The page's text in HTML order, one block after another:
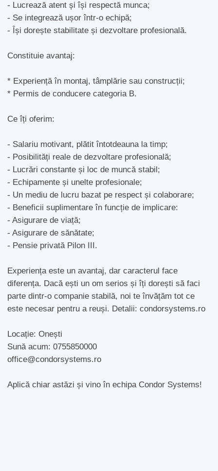
- Lucrează atent și își respectă munca;
- Se integrează ușor într-o echipă;
- Își dorește stabilitate și dezvoltare profesională.
Constituie avantaj:
* Experiență în montaj, tâmplărie sau construcții;
* Permis de conducere categoria B.
Ce îți oferim:
- Salariu motivant, plătit întotdeauna la timp;
- Posibilități reale de dezvoltare profesională;
- Lucrări constante și loc de muncă stabil;
- Echipamente și unelte profesionale;
- Un mediu de lucru bazat pe respect și colaborare;
- Beneficii suplimentare în funcție de implicare:
- Asigurare de viață;
- Asigurare de sănătate;
- Pensie privată Pilon III.
Experiența este un avantaj, dar caracterul face
diferența. Dacă ești un om serios și îți dorești să faci
parte dintr-o companie stabilă, noi te învățăm tot ce
este necesar pentru a reuși. Detalii: condorsystems.ro
Locație: Onești
Sună acum: 0755850000
office@condorsystems.ro
Aplică chiar astăzi și vino în echipa Condor Systems!